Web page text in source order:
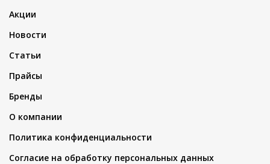
Акции
Новости
Статьи
Прайсы
Бренды
О компании
Политика конфиденциальности
Согласие на обработку персональных данных